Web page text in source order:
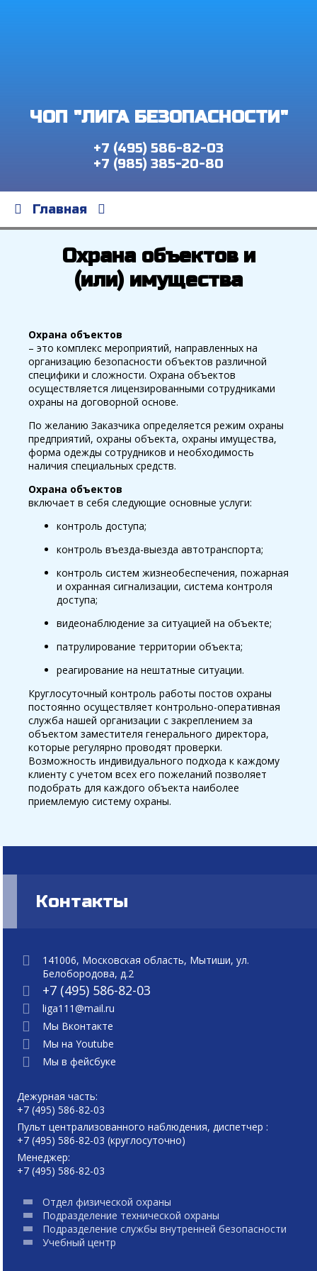
ЧОП "ЛИГА БЕЗОПАСНОСТИ"
+7 (495) 586-82-03
+7 (985) 385-20-80
Главная
Охрана объектов и
(или) имущества
Охрана объектов
– это комплекс мероприятий, направленных на
организацию безопасности объектов различной
специфики и сложности. Охрана объектов
осуществляется лицензированными сотрудниками
охраны на договорной основе.
По желанию Заказчика определяется режим охраны
предприятий, охраны объекта, охраны имущества,
форма одежды сотрудников и необходимость
наличия специальных средств.
Охрана объектов
включает в себя следующие основные услуги:
контроль доступа;
контроль въезда-выезда автотранспорта;
контроль систем жизнеобеспечения, пожарная
и охранная сигнализации, система контроля
доступа;
видеонаблюдение за ситуацией на объекте;
патрулирование территории объекта;
реагирование на нештатные ситуации.
Круглосуточный контроль работы постов охраны
постоянно осуществляет контрольно-оперативная
служба нашей организации с закреплением за
объектом заместителя генерального директора,
которые регулярно проводят проверки.
Возможность индивидуального подхода к каждому
клиенту с учетом всех его пожеланий позволяет
подобрать для каждого объекта наиболее
приемлемую систему охраны.
Контакты
141006, Московская область, Мытиши, ул.
Белобородова, д.2
+7 (495) 586-82-03
liga111@mail.ru
Мы Вконтакте
Мы на Youtube
Мы в фейсбуке
Дежурная часть:
+7 (495) 586-82-03
Пульт централизованного наблюдения, диспетчер :
+7 (495) 586-82-03 (круглосуточно)
Менеджер:
+7 (495) 586-82-03
Отдел физической охраны
Подразделение технической охраны
Подразделение службы внутренней безопасности
Учебный центр